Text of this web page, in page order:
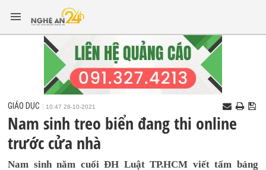
GIÁO DỤC 10:47 28-10-2021
Nam sinh treo biển đang thi online
trước cửa nhà
Nam sinh năm cuối ĐH Luật TP.HCM viết tấm bảng